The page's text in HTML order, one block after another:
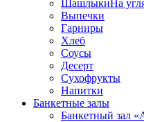
ШашлыкиНа
Выпечки
Гарниры
Хлеб
Соусы
Десерт
Сухофрукты
Напитки
Банкетные залы
Банкетный зал